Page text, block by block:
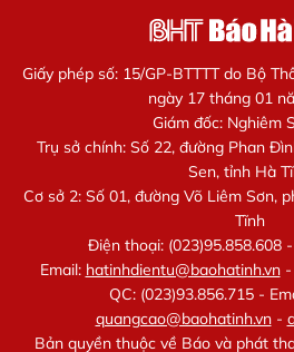
Giấy phép số: 15/GP-BTTTT do Bộ
ngày 17 tháng 01
Giám đốc: Nghiêm
Trụ sở chính: Số 22, đường Phan
Sen, tỉnh Hà
Cơ sở 2: Số 01, đường Võ Liêm Sơn,
Tĩnh
Điện thoại: (023)95.858.608
Email: hatinhdientu@baohatinh.vn-
QC: (023)93.856.715 -
quangcao@baohatinh.vn-
Bản quyền thuộc về Báo và phát